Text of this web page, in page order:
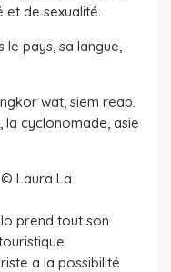
et de sexualité.
le pays, sa langue,
Laura La
prend tout son
a la possibilité